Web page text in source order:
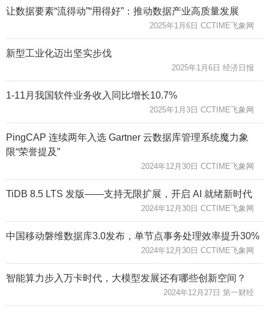
让数据要素“流得动”“用得好”：推动数据产业高质量发展
2025年1月6日 CCTIME飞象网
新型工业化迈出坚实步伐
2025年1月6日 经济日报
1-11月我国软件业务收入同比增长10.7%
2025年1月3日 CCTIME飞象网
PingCAP 连续两年入选 Gartner 云数据库管理系统魔力象
限“荣誉提及”
2024年12月30日 CCTIME飞象网
TiDB 8.5 LTS 发版——支持无限扩展，开启 AI 就绪新时代
2024年12月30日 CCTIME飞象网
中国移动磐维数据库3.0发布，单节点事务处理效率提升30%
2024年12月30日 CCTIME飞象网
智能算力步入万卡时代，大模型发展还有哪些创新空间？
2024年12月27日 第一财经